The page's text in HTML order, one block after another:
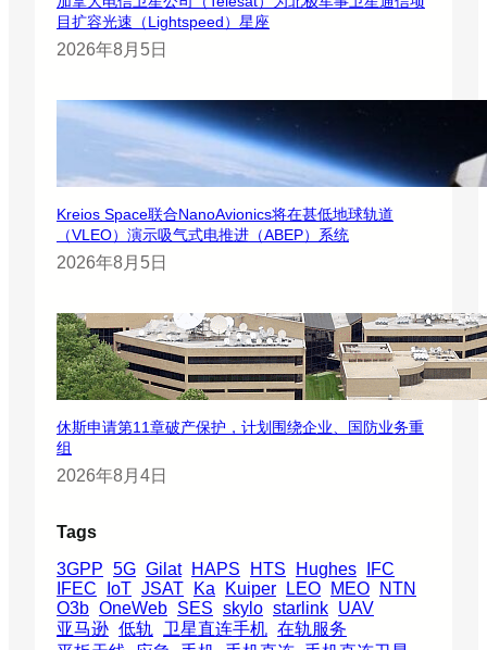
目扩容光速（Lightspeed）星座
2026年8月5日
Kreios Space联合NanoAvionics将在甚低地球轨道
（VLEO）演示吸气式电推进（ABEP）系统
2026年8月5日
休斯申请第11章破产保护，计划围绕企业、国防业务重
组
2026年8月4日
Tags
3GPP 5G Gilat HAPS HTS Hughes
IFC
IFEC
IoT JSAT Ka Kuiper LEO MEO
NTN
O3b OneWeb SES skylo starlink UAV
亚马逊 低轨 卫星直连手机 在轨服务